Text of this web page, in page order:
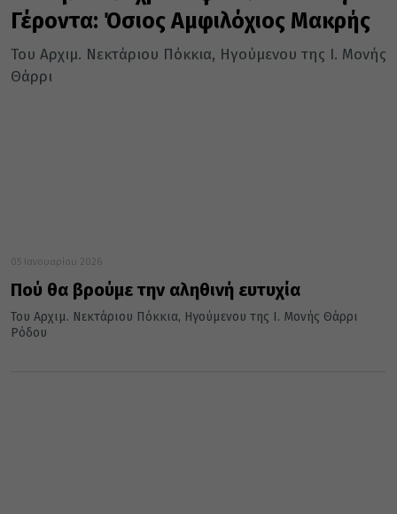
Γέροντα: Όσιος Αμφιλόχιος Μακρής
Του Αρχιμ. Νεκτάριου Πόκκια, Ηγούμενου της Ι. Μονής
Θάρρι
05 Ιανουαρίου 2026
Πού θα βρούμε την αληθινή ευτυχία
Του Αρχιμ. Νεκτάριου Πόκκια, Ηγούμενου της Ι. Μονής Θάρρι
Ρόδου